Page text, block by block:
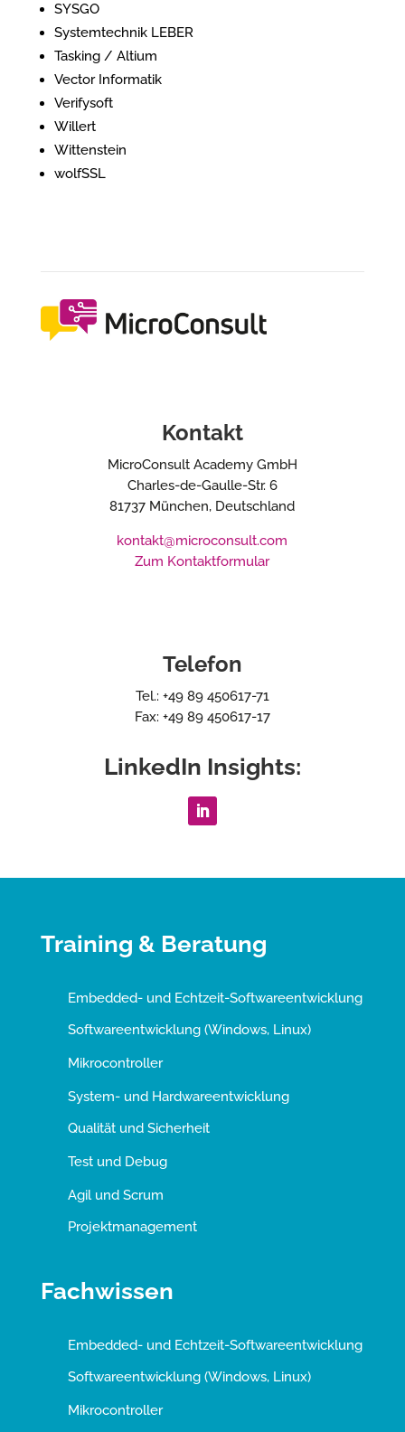
SYSGO
Systemtechnik LEBER
Tasking / Altium
Vector Informatik
Verifysoft
Willert
Wittenstein
wolfSSL
Kontakt
MicroConsult Academy GmbH
Charles-de-Gaulle-Str. 6
81737 München, Deutschland
kontakt@microconsult.com
Zum Kontaktformular
Telefon
Tel.: +49 89 450617-71
Fax: +49 89 450617-17
LinkedIn Insights:
Training & Beratung
Embedded- und Echtzeit-Softwareentwicklung
Softwareentwicklung (Windows, Linux)
Mikrocontroller
System- und Hardwareentwicklung
Qualität und Sicherheit
Test und Debug
Agil und Scrum
Projektmanagement
Fachwissen
Embedded- und Echtzeit-Softwareentwicklung
Softwareentwicklung (Windows, Linux)
Mikrocontroller